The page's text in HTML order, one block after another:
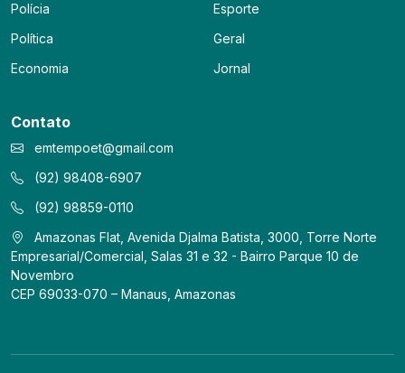
Polícia
Política
Economia
Esporte
Geral
Jornal
Contato
emtempoet@gmail.com
(92) 98408-6907
(92) 98859-0110
Amazonas Flat, Avenida Djalma Batista, 3000, Torre Norte
Empresarial/Comercial, Salas 31 e 32 - Bairro Parque 10 de
Novembro
CEP 69033-070 – Manaus, Amazonas